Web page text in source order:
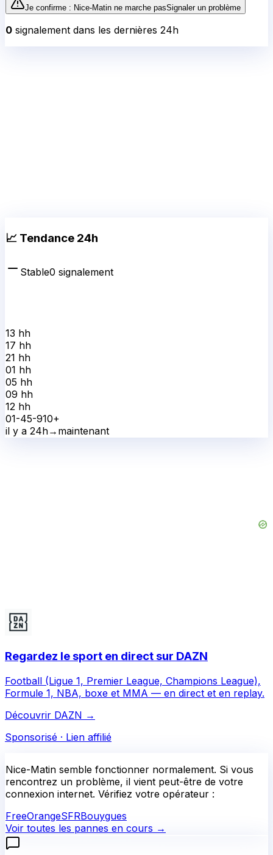
Je confirme : Nice-Matin ne marche pasSignaler un problème
0 signalement dans les dernières 24h
📈 Tendance 24h
Stable0 signalement
13 hh
17 hh
21 hh
01 hh
05 hh
09 hh
12 hh
01-45-910+
il y a 24h→ maintenant
Regardez le sport en direct sur DAZN
Football (Ligue 1, Premier League, Champions League),
Formule 1, NBA, boxe et MMA — en direct et en replay.
Découvrir DAZN →
Sponsorisé · Lien affilié
Nice-Matin semble fonctionner normalement. Si vous
rencontrez un problème, il vient peut-être de votre
connexion internet. Vérifiez votre opérateur :
FreeOrangeSFRBouygues
Voir toutes les pannes en cours →